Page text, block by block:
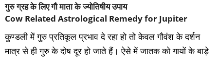
गुरु ग्रह के लिए गौ माता के ज्योतिषीय उपाय
Cow Related Astrological Remedy for Jupiter
कुण्‍डली में गुरु प्रतिकूल प्रभाव दे रहा हो तो केवल गौवंश के दर्शन
मात्र से ही गुरु के दोष दूर हो जाते हैं। ऐसे में जातक को गायों के बाड़े